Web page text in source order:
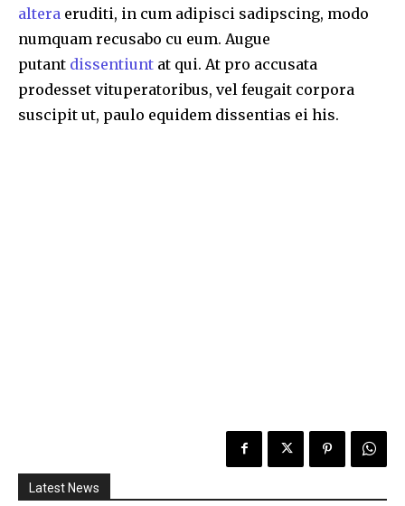
altera eruditi, in cum adipisci sadipscing, modo
numquam recusabo cu eum. Augue
putant dissentiunt at qui. At pro accusata
prodesset vituperatoribus, vel feugait corpora
suscipit ut, paulo equidem dissentias ei his.
Latest News